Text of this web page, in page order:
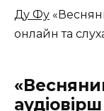
Ду Фу
онлайн та
аудіовірш